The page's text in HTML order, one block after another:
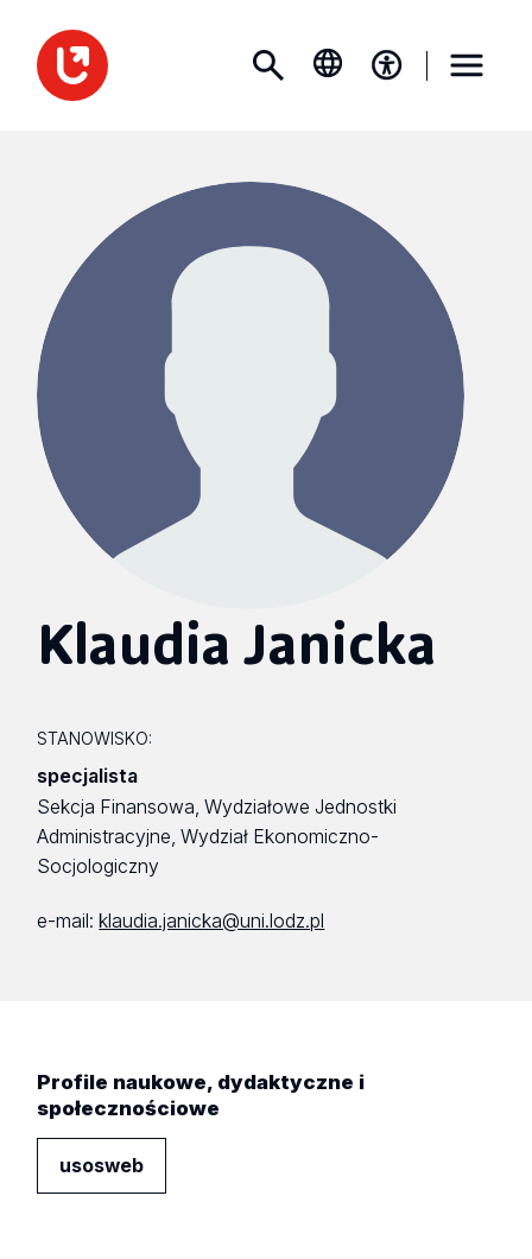
Klaudia Janicka
STANOWISKO:
specjalista
Sekcja Finansowa, Wydziałowe Jednostki
Administracyjne, Wydział Ekonomiczno-
Socjologiczny
e-mail: klaudia.janicka@uni.lodz.pl
Profile naukowe, dydaktyczne i
społecznościowe
usosweb